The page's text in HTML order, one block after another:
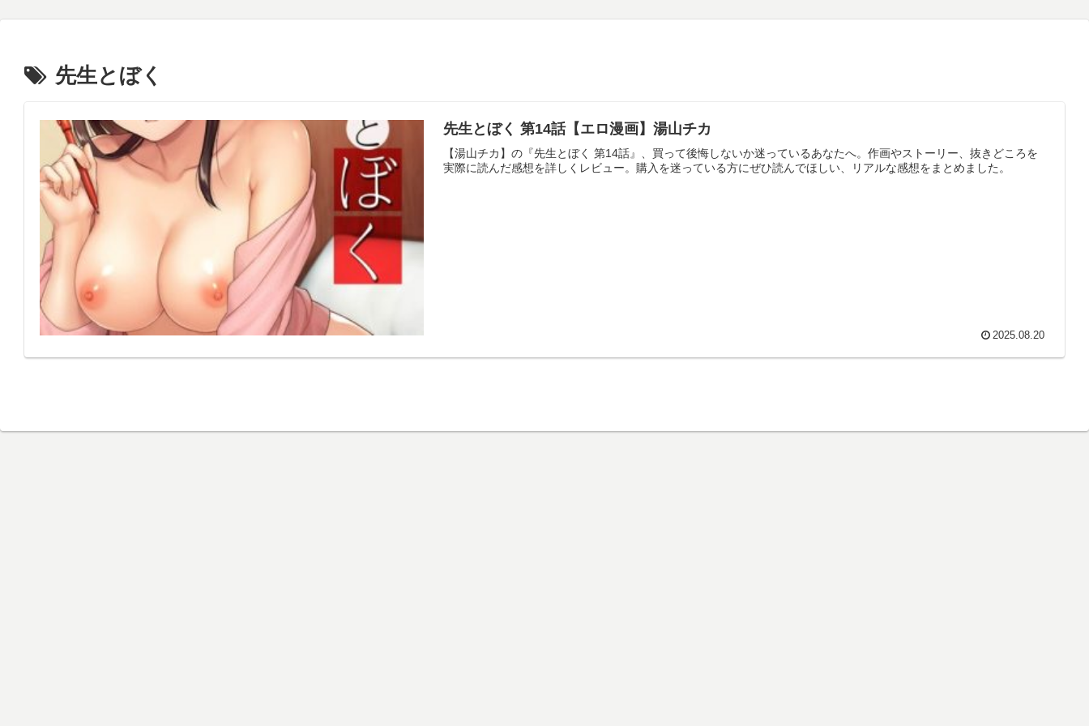
先生とぼく
先生とぼく 第14話【エロ漫画】湯山チカ
【湯山チカ】の『先生とぼく 第14話』、買って後悔しないか迷っているあなたへ。作画やストーリー、抜きどころを
実際に読んだ感想を詳しくレビュー。購入を迷っている方にぜひ読んでほしい、リアルな感想をまとめました。
2025.08.20